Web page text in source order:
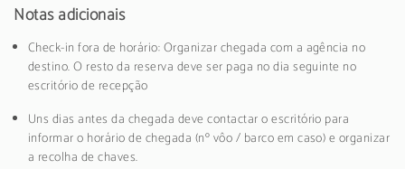
Notas adicionais
Check-in fora de horário: Organizar chegada com a agência no
destino. O resto da reserva deve ser paga no dia seguinte no
escritório de recepção
Uns dias antes da chegada deve contactar o escritório para
informar o horário de chegada (nº vôo / barco em caso) e organizar
a recolha de chaves.